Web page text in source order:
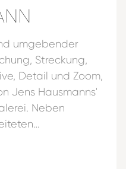
umgebender
Streckung,
Detail und Zoom,
Jens Hausmanns'
Neben